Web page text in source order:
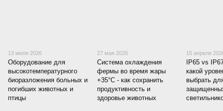
13 июля 2026
Оборудование для
высокотемпературного
биоразложения больных и
погибших животных и
птицы
27 мая 2026
Система охлаждения
фермы во время жары
+35°C - как сохранить
продуктивность и
здоровье животных
15 апреля
IP65 vs
какой
выбрать